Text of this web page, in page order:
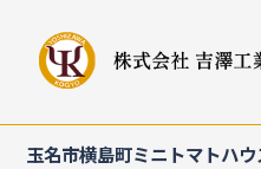
玉名市横島町ミニトマトハ